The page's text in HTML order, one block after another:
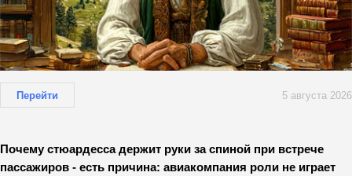
Перейти 5 августа 2026
Почему стюардесса держит руки за спиной при встрече
пассажиров - есть причина: авиакомпания роли не играет